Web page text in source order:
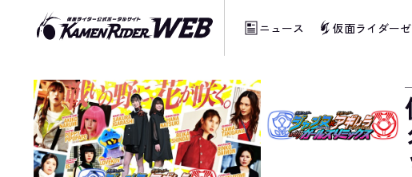
ニュース 仮面ライダー
当サイトでは、機械的な自動翻訳サービスを使用してい